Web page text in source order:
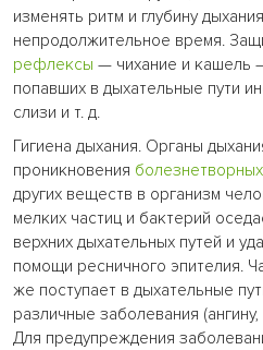
изменять ритм и глубину
непродолжительное время.
рефлексы — чихание и кашель
попавших в дыхательные пути
слизи и т. д.
Гигиена дыхания. Органы
проникновения
других веществ в организм
мелких частиц и бактерий
верхних дыхательных путей и
помощи ресничного эпителия.
же поступает в дыхательные
различные заболевания (ангину,
Для предупреждения